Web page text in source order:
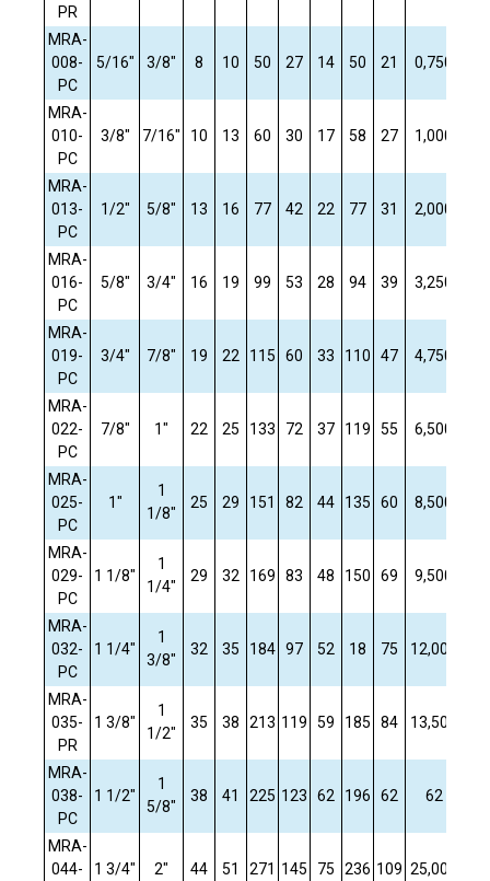
PR
MRA-
008-
PC
5/16" 3/8" 8 10 50 27 14 50 21 0,750
MRA-
010-
PC
3/8" 7/16" 10 13 60 30 17 58 27 1,000
MRA-
013-
PC
1/2" 5/8" 13 16 77 42 22 77 31 2,000
MRA-
016-
PC
5/8" 3/4" 16 19 99 53 28 94 39 3,250
MRA-
019-
PC
3/4" 7/8" 19 22 115 60 33 110 47 4,750
MRA-
022-
PC
7/8" 1" 22 25 133 72 37 119 55 6,500
MRA-
025-
PC
1"
1
1/8"
25 29 151 82 44 135 60 8,500
MRA-
029-
PC
1 1/8"
1
1/4"
29 32 169 83 48 150 69 9,500
MRA-
032-
PC
1 1/4"
1
3/8"
32 35 184 97 52 18 75 12,000
MRA-
035-
PR
1 3/8"
1
1/2"
35 38 213 119 59 185 84 13,500
MRA-
038-
PC
1 1/2"
1
5/8"
38 41 225 123 62 196 62 62
MRA-
044-
1 3/4" 2" 44 51 271 145 75 236 109 25,000